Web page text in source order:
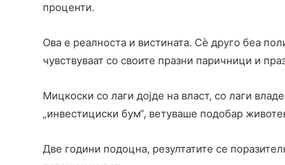
проценти.
Ова е реалноста и вистината. Сè друго беа
чувствуваат со своите празни паричници и
Мицкоски со лаги дојде на власт, со лаги
„инвестициски бум“, ветуваше подобар
Две години подоцна, резултатите се